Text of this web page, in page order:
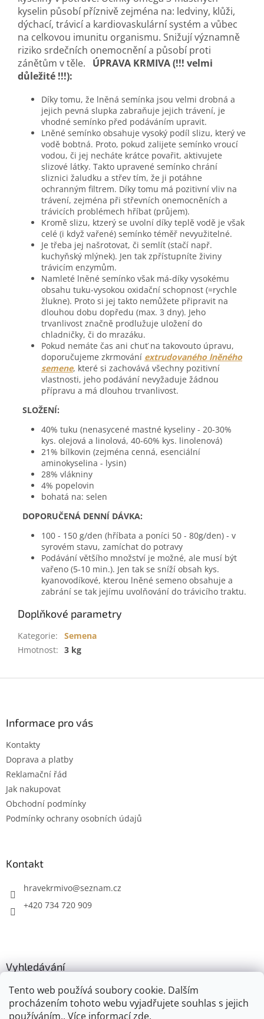
Tento web používá soubory cookie. Dalším
procházením tohoto webu vyjadřujete souhlas s jejich
používáním.. Více informacízde.
kyselin působí příznivě zejména na: ledviny, klůži,
dýchací, trávicí a kardiovaskulární systém a vůbec
na celkovou imunitu organismu. Snižují významně
riziko srdečních onemocnění a působí proti
zánětům v těle. ÚPRAVA KRMIVA (!!! velmi
důležité !!!):
Díky tomu, že lněná semínka jsou velmi drobná a
jejich pevná slupka zabraňuje jejich trávení, je
vhodné semínko před podáváním upravit.
Lněné semínko obsahuje vysoký podíl slizu, který ve
vodě bobtná. Proto, pokud zalijete semínko vroucí
vodou, či jej necháte krátce povařit, aktivujete
slizové látky. Takto upravené semínko chrání
sliznici žaludku a střev tím, že ji potáhne
ochranným filtrem. Díky tomu má pozitivní vliv na
trávení, zejména při střevních onemocněních a
trávicích problémech hříbat (průjem).
Kromě slizu, ktzerý se uvolní díky teplě vodě je však
celé (i když vařené) semínko téměř nevyužitelné.
Je třeba jej našrotovat, či semlít (stačí např.
kuchyňský mlýnek). Jen tak zpřístupníte živiny
trávicím enzymům.
Namleté lněné semínko však má-díky vysokému
obsahu tuku-vysokou oxidační schopnost (=rychle
žlukne). Proto si jej takto nemůžete připravit na
dlouhou dobu dopředu (max. 3 dny). Jeho
trvanlivost značně prodlužuje uložení do
chladničky, či do mrazáku.
Pokud nemáte čas ani chuť na takovouto úpravu,
doporučujeme zkrmování extrudovaného lněného
semene, které si zachovává všechny pozitivní
vlastnosti, jeho podávání nevyžaduje žádnou
přípravu a má dlouhou trvanlivost.
SLOŽENÍ:
40% tuku (nenasycené mastné kyseliny - 20-30%
kys. olejová a linolová, 40-60% kys. linolenová)
21% bílkovin (zejména cenná, esenciální
aminokyselina - lysin)
28% vlákniny
4% popelovin
bohatá na: selen
DOPORUČENÁ DENNÍ DÁVKA:
100 - 150 g/den (hříbata a poníci 50 - 80g/den) - v
syrovém stavu, zamíchat do potravy
Podávání většího množství je možné, ale musí být
vařeno (5-10 min.). Jen tak se sníží obsah kys.
kyanovodíkové, kterou lněné semeno obsahuje a
zabrání se tak jejímu uvolňování do trávicího traktu.
Doplňkové parametry
Kategorie:
Semena
Hmotnost: 3 kg
Informace pro vás
Kontakty
Doprava a platby
Reklamační řád
Jak nakupovat
Obchodní podmínky
Podmínky ochrany osobních údajů
Kontakt
hravekrmivo@seznam.cz
+420 734 720 909
Vyhledávání
HLEDAT